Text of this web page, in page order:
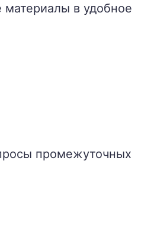
материалы в удобное
промежуточных